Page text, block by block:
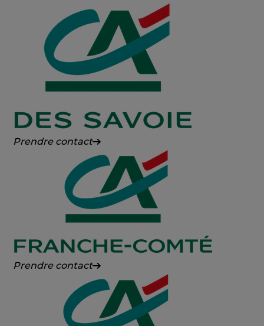
Crédit
Prendre contact
Crédit
Prendre contact